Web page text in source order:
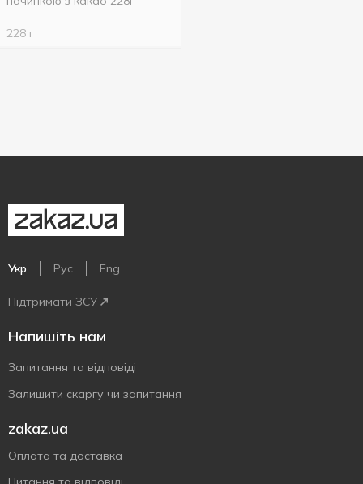
228 г
Укр Рус Eng
Підтримати ЗСУ
Напишіть нам
Запитання та відповіді
Залишити скаргу чи запитання
zakaz.ua
Оплата та доставка